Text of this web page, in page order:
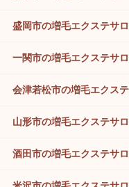
盛岡市の増毛エクステサ
一関市の増毛エクステサ
会津若松市の増毛エクス
山形市の増毛エクステサ
酒田市の増毛エクステサ